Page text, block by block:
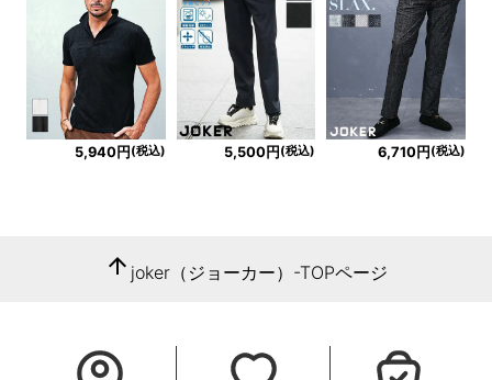
5,940円(税込) 5,500円(税込) 6,710円(税込)
arrow_upward joker（ジョーカー）-TOPページ